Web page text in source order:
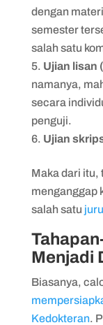
dengan
semester
salah satu
Ujian lisan
namanya,
secara
penguji.
Ujian
Maka dari itu,
menganggap
salah satu
Menjadi
Biasanya,
Kedokteran.